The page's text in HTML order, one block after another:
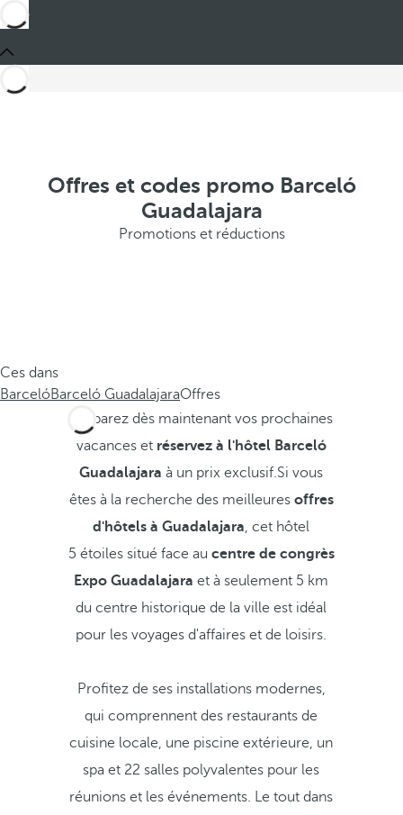
Offres et codes promo Barceló
Guadalajara
Promotions et réductions
Ces dans
BarcelóBarceló GuadalajaraOffres
Préparez dès maintenant vos prochaines
vacances et réservez à l'hôtel Barceló
Guadalajara à un prix exclusif.Si vous
êtes à la recherche des meilleures offres
d'hôtels à Guadalajara, cet hôtel
5 étoiles situé face au centre de congrès
Expo Guadalajara et à seulement 5 km
du centre historique de la ville est idéal
pour les voyages d'affaires et de loisirs.
Profitez de ses installations modernes,
qui comprennent des restaurants de
cuisine locale, une piscine extérieure, un
spa et 22 salles polyvalentes pour les
réunions et les événements. Le tout dans